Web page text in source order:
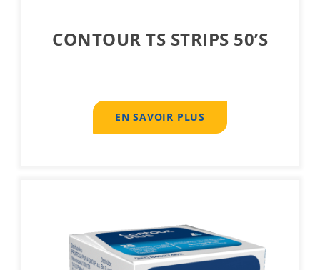
CONTOUR TS STRIPS 50’S
EN SAVOIR PLUS